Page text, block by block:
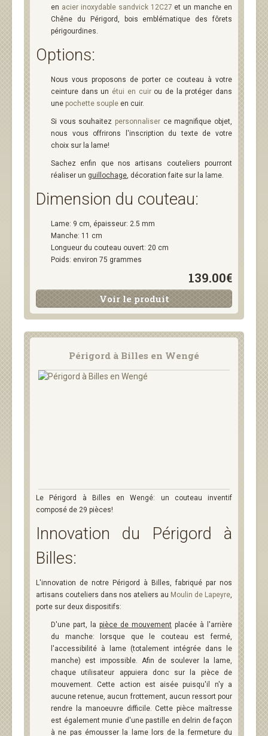
en acier inoxydable sandvick 12C27 et un manche en
Chêne du Périgord, bois emblématique des fôrets
périgourdines.
Options:
Nous vous proposons de porter ce couteau à votre
ceinture dans un étui en cuirou de la protéger dans
une pochette souple en cuir.
Si vous souhaitez personnaliser ce magnifique objet,
nous vous offrirons l'inscription du texte de votre
choix sur la lame!
Sachez enfin que nos artisans couteliers pourront
réaliser un guillochage, décoration faite sur la lame.
Dimension du couteau:
Lame: 9 cm, épaisseur: 2.5 mm
Manche: 11 cm
Longueur du couteau ouvert: 20 cm
Poids: environ 75 grammes
139.00€
Voir le produit
Périgord à Billes en Wengé
Le Périgord à Billes en Wengé: un couteau inventif
composé de 29 pièces!
Innovation du Périgord à
Billes:
L'innovation de notre Périgord à Billes, fabriqué par nos
artisans couteliers dans nos ateliers au Moulin de Lapeyre,
porte sur deux dispositifs:
D'une part, la pièce de mouvement placée à l'arrière
du manche: lorsque que le couteau est fermé,
l'accessibilité à lame (totalement intégrée dans le
manche) est impossible. Afin de soulever la lame,
chaque utilisateur appuiera donc sur la pièce de
mouvement. Cette action est aisée puisqu'il n'y a
aucune retenue, aucun frottement, aucun ressort pour
rendre la manoeuvre difficile. Cette pièce maîtresse
est également munie d'une pastille en delrin de façon
à ne pas émousser la lame lors de la fermeture du